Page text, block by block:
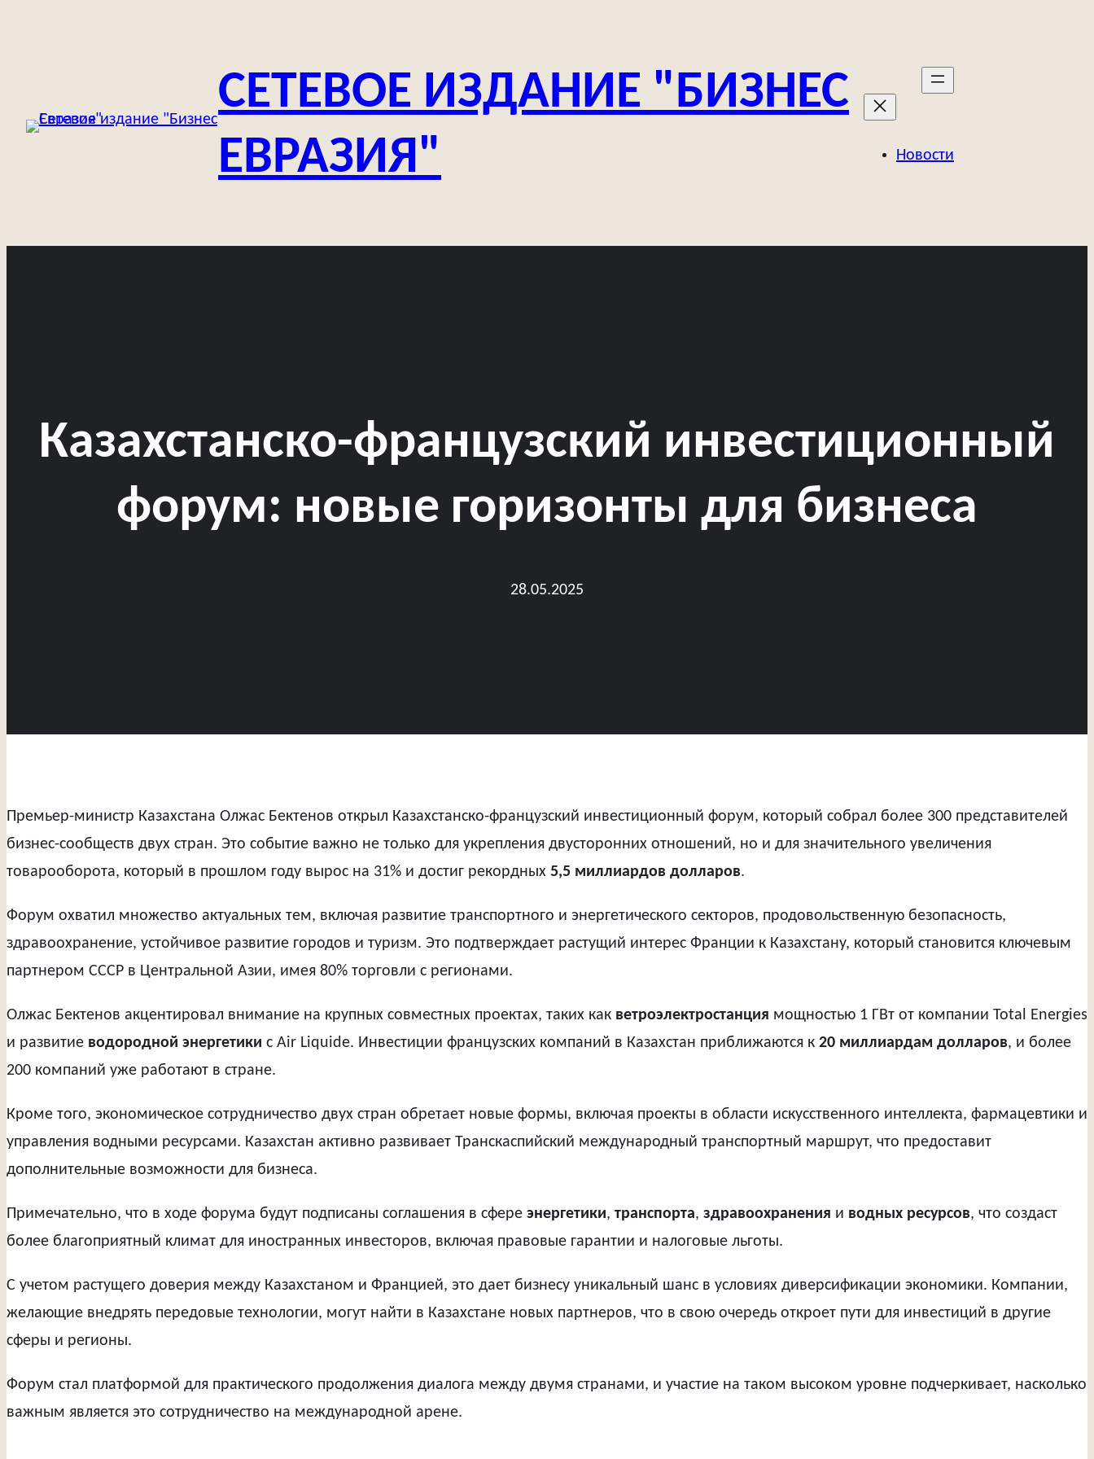
СЕТЕВОЕ ИЗДАНИЕ "БИЗНЕС
ЕВРАЗИЯ"
Новости
Казахстанско-французский инвестиционный
форум: новые горизонты для бизнеса
28.05.2025
Премьер-министр Казахстана Олжас Бектенов открыл Казахстанско-французский инвестиционный форум, который собрал более 300 представителей
бизнес-сообществ двух стран. Это событие важно не только для укрепления двусторонних отношений, но и для значительного увеличения
товарооборота, который в прошлом году вырос на 31% и достиг рекордных 5,5 миллиардов долларов.
Форум охватил множество актуальных тем, включая развитие транспортного и энергетического секторов, продовольственную безопасность,
здравоохранение, устойчивое развитие городов и туризм. Это подтверждает растущий интерес Франции к Казахстану, который становится ключевым
партнером СССР в Центральной Азии, имея 80% торговли с регионами.
Олжас Бектенов акцентировал внимание на крупных совместных проектах, таких как ветроэлектростанция мощностью 1 ГВт от компании Total Energies
и развитие водородной энергетики с Air Liquide. Инвестиции французских компаний в Казахстан приближаются к 20 миллиардам долларов, и более
200 компаний уже работают в стране.
Кроме того, экономическое сотрудничество двух стран обретает новые формы, включая проекты в области искусственного интеллекта, фармацевтики и
управления водными ресурсами. Казахстан активно развивает Транскаспийский международный транспортный маршрут, что предоставит
дополнительные возможности для бизнеса.
Примечательно, что в ходе форума будут подписаны соглашения в сфере энергетики, транспорта, здравоохранения и водных ресурсов, что создаст
более благоприятный климат для иностранных инвесторов, включая правовые гарантии и налоговые льготы.
С учетом растущего доверия между Казахстаном и Францией, это дает бизнесу уникальный шанс в условиях диверсификации экономики. Компании,
желающие внедрять передовые технологии, могут найти в Казахстане новых партнеров, что в свою очередь откроет пути для инвестиций в другие
сферы и регионы.
Форум стал платформой для практического продолжения диалога между двумя странами, и участие на таком высоком уровне подчеркивает, насколько
важным является это сотрудничество на международной арене.